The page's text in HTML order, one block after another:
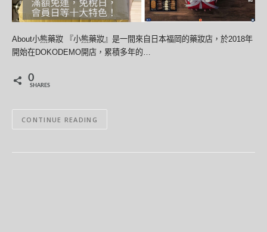
About小熊藥妝 『小熊藥妝』是一間來自日本福岡的藥妝店，於2018年
開始在DOKODEMO開店，累積多年的…
0
SHARES
CONTINUE READING